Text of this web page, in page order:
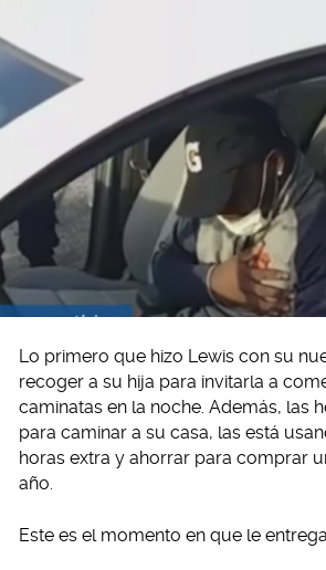
Lo primero que hizo Lewis con su
recoger a su hija para invitarla a
caminatas en la noche. Además, las
para caminar a su casa, las está
horas extra y ahorrar para comprar
año.
Este es el momento en que le